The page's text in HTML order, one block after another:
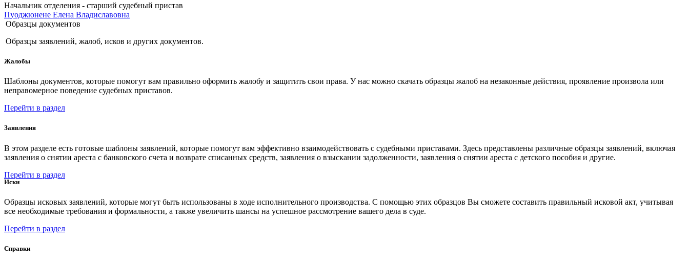
Начальник отделения - старший судебный пристав
Пуоджюнене Елена Владиславовна
Образцы документов
Образцы заявлений, жалоб, исков и других документов.
Жалобы
Шаблоны документов, которые помогут вам правильно оформить жалобу и защитить свои права. У нас можно скачать образцы жалоб на незаконные действия, проявление произвола или
неправомерное поведение судебных приставов.
Перейти в раздел
Заявления
В этом разделе есть готовые шаблоны заявлений, которые помогут вам эффективно взаимодействовать с судебными приставами. Здесь представлены различные образцы заявлений, включая
заявления о снятии ареста с банковского счета и возврате списанных средств, заявления о взыскании задолженности, заявления о снятии ареста с детского пособия и другие.
Перейти в раздел
Иски
Образцы исковых заявлений, которые могут быть использованы в ходе исполнительного производства. С помощью этих образцов Вы сможете составить правильный исковой акт, учитывая
все необходимые требования и формальности, а также увеличить шансы на успешное рассмотрение вашего дела в суде.
Перейти в раздел
Справки